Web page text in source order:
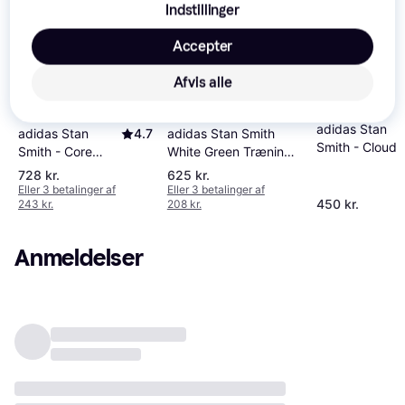
Trender
adidas Stan
Smith - Core
White/Core
White/Dark Blue
4.7
728 kr.
Eller 3 betalinger af
243 kr.
Trender
adidas Stan Smith
White Green Træning -
Hvid
625 kr.
Eller 3 betalinger af
208 kr.
adidas Stan
Smith - Cloud
450 kr.
Anmeldelser
Indstillinger
Afvis alle
Accepter